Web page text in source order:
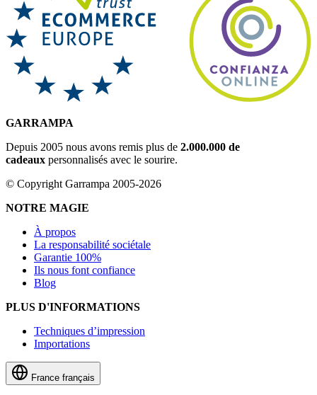
GARRAMPA
Depuis 2005 nous avons remis plus de 2.000.000 de
cadeaux personnalisés avec le sourire.
© Copyright Garrampa 2005-2026
NOTRE MAGIE
À propos
La responsabilité sociétale
Garantie 100%
Ils nous font confiance
Blog
PLUS D'INFORMATIONS
Techniques d’impression
Importations
France français